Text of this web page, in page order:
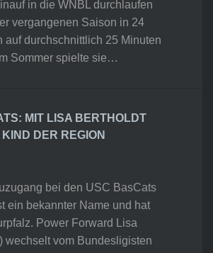
in die WNBL durchlaufen
vergangenen Saison in 24
auf durchschnittlich 25 Minuten
Sommer spielte sie…
MIT LISA BERTHOLDT
DER REGION
bei den USC BasCats
ein bekannter Name und hat
Power Forward Lisa
wechselt vom Bundesligisten